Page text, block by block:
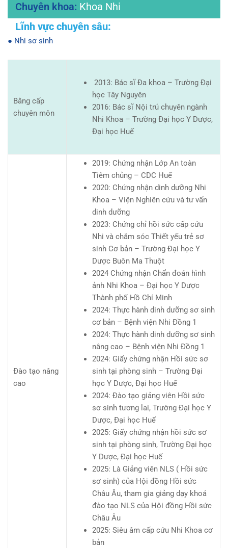
Khoa Nhi
● Nhi sơ sinh
Bằng cấp
chuyên môn
2013: Bác sĩ Đa khoa – Trường Đại
học Tây Nguyên
2016: Bác sĩ Nội trú chuyên ngành
Nhi Khoa – Trường Đại học Y Dược,
Đại học Huế
Đào tạo nâng
cao
2019: Chứng nhận Lớp An toàn
Tiêm chủng – CDC Huế
2020: Chứng nhận dinh dưỡng Nhi
Khoa – Viện Nghiên cứu và tư vấn
dinh dưỡng
2023: Chứng chỉ hồi sức cấp cứu
Nhi và chăm sóc Thiết yếu trẻ sơ
sinh Cơ bản – Trường Đại học Y
Dược Buôn Ma Thuột
2024 Chứng nhận Chẩn đoán hình
ảnh Nhi Khoa – Đại học Y Dược
Thành phố Hồ Chí Minh
2024: Thực hành dinh dưỡng sơ sinh
cơ bản – Bệnh viện Nhi Đồng 1
2024: Thực hành dinh dưỡng sơ sinh
nâng cao – Bệnh viện Nhi Đồng 1
2024: Giấy chứng nhận Hồi sức sơ
sinh tại phòng sinh – Trường Đại
học Y Dược, Đại học Huế
2024: Đào tạo giảng viên Hồi sức
sơ sinh tương lai, Trường Đại học Y
Dược, Đại học Huế
2025: Giấy chứng nhận hồi sức sơ
sinh tại phòng sinh, Trường Đại học
Y Dược, Đại học Huế
2025: Là Giảng viên NLS ( Hồi sức
sơ sinh) của Hội đồng Hồi sức
Châu Âu, tham gia giảng dạy khoá
đào tạo NLS của Hội đồng Hồi sức
Châu Âu
2025: Siêu âm cấp cứu Nhi Khoa cơ
bản